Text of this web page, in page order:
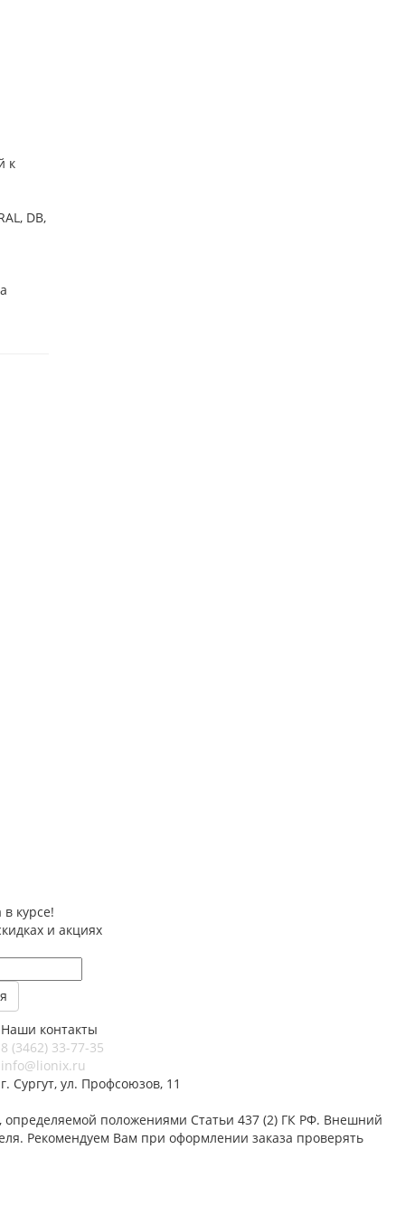
к
DB,
в курсе!
и акциях
Наши контакты
8 (3462) 33-77-35
info@lionix.ru
г. Сургут, ул. Профсоюзов, 11
положениями Статьи 437 (2) ГК РФ. Внешний
Рекомендуем Вам при оформлении заказа проверять